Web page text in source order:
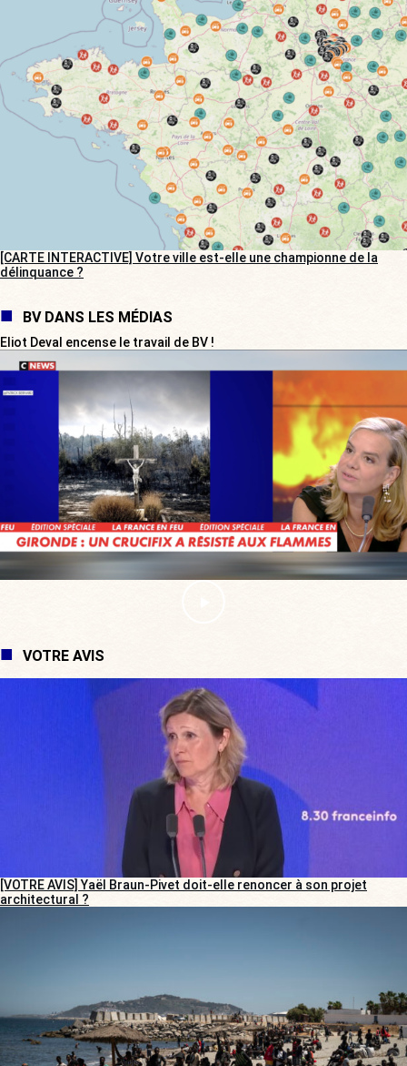
[CARTE INTERACTIVE] Votre ville est-elle une championne de la
délinquance ?
BV DANS LES MÉDIAS
Eliot Deval encense le travail de BV !
VOTRE AVIS
[VOTRE AVIS] Yaël Braun-Pivet doit-elle renoncer à son projet
architectural ?